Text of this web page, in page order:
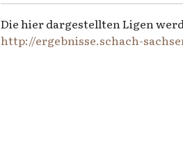
Die hier dargestellten Ligen
http://ergebnisse.schach-